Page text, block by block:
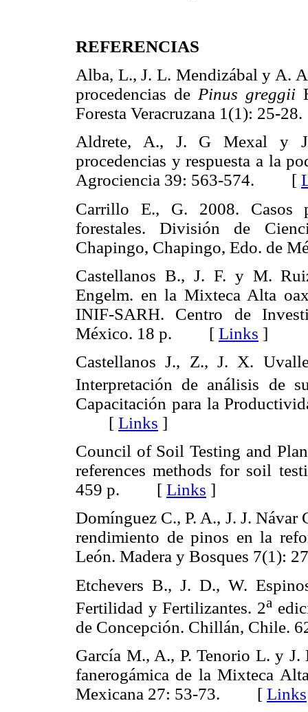
REFERENCIAS
Alba, L., J. L. Mendizábal y A.
procedencias de Pinus greggii
Foresta Veracruzana 1(1):
Aldrete, A., J. G Mexal y J.
procedencias y respuesta a la
Agrociencia 39: 563-574. [
Carrillo E., G. 2008. Casos
forestales. División de
Chapingo, Chapingo, Edo.
Castellanos B., J. F. y M.
Engelm. en la Mixteca Alta
INIF-SARH. Centro de
México. 18 p. [ Links ]
Castellanos J., Z., J. X.
Interpretación de análisis de
Capacitación para la
[ Links ]
Council of Soil Testing and
references methods for soil
459 p. [ Links ]
Domínguez C., P. A., J. J.
rendimiento de pinos en la
León. Madera y Bosques
Etchevers B., J. D., W.
Fertilidad y Fertilizantes. 2a
de Concepción. Chillán,
García M., A., P. Tenorio L. y
fanerogámica de la Mixteca
Mexicana 27: 53-73. [ Links